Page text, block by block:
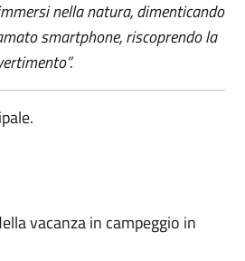
nella natura, dimenticando
smartphone, riscoprendo la
vacanza in campeggio in